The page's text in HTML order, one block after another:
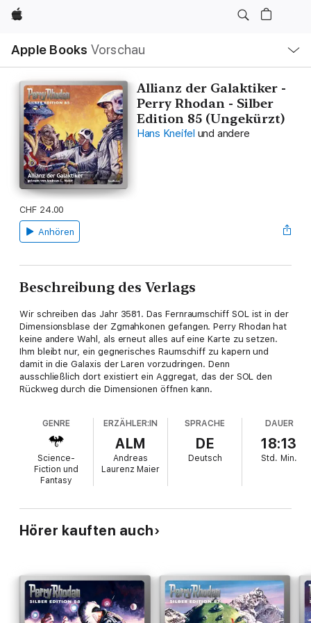
Apple
Apple Books Vorschau
Navigation
Menü
öffnen
Allianz der Galaktiker -
Perry Rhodan - Silber
Edition 85 (Ungekürzt)
Hans Kneifel und andere
CHF 24.00
Anhören
Beschreibung des Verlags
Wir schreiben das Jahr 3581. Das Fernraumschiff SOL ist in der
Dimensionsblase der Zgmahkonen gefangen. Perry Rhodan hat
keine andere Wahl, als erneut alles auf eine Karte zu setzen.
Ihm bleibt nur, ein gegnerisches Raumschiff zu kapern und
damit in die Galaxis der Laren vorzudringen. Denn
ausschließlich dort existiert ein Aggregat, das der SOL den
Rückweg durch die Dimensionen öffnen kann.
GENRE
Science-
Fiction und
Fantasy
ERZÄHLER:IN
ALM
Andreas
Laurenz Maier
SPRACHE
DE
Deutsch
DAUER
18:13
Std. Min.
Hörer kauften auch